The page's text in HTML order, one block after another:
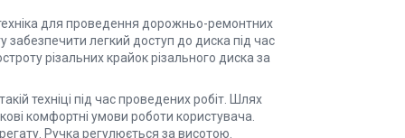
для проведення дорожньо-ремонтних
забезпечити легкий доступ до диска під час
різальних крайок різального диска за
техніці під час проведених робіт. Шлях
комфортні умови роботи користувача.
Ручка регулюється за висотою.